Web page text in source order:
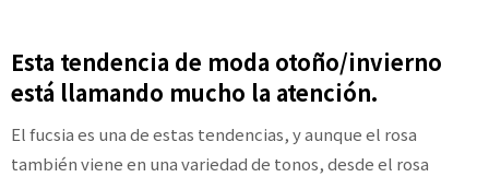
Esta tendencia de moda otoño/invierno
está llamando mucho la atención.
El fucsia es una de estas tendencias, y aunque el rosa
también viene en una variedad de tonos, desde el rosa